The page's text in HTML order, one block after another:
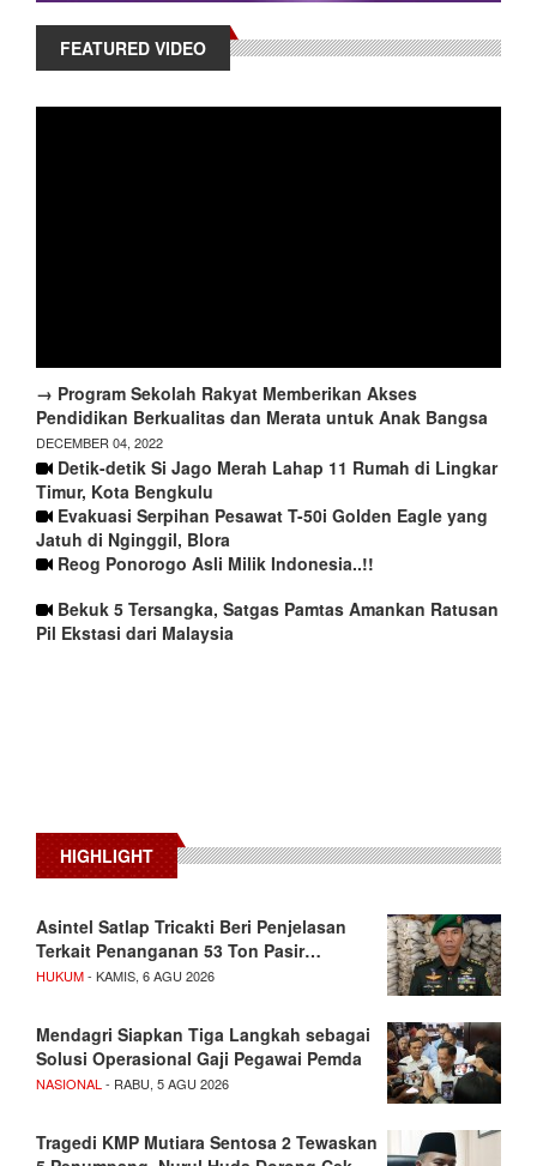
FEATURED VIDEO
→ Program Sekolah Rakyat Memberikan Akses
Pendidikan Berkualitas dan Merata untuk Anak Bangsa
DECEMBER 04, 2022
Detik-detik Si Jago Merah Lahap 11 Rumah di Lingkar
Timur, Kota Bengkulu
Evakuasi Serpihan Pesawat T-50i Golden Eagle yang
Jatuh di Nginggil, Blora
Reog Ponorogo Asli Milik Indonesia..!!
Bekuk 5 Tersangka, Satgas Pamtas Amankan Ratusan
Pil Ekstasi dari Malaysia
HIGHLIGHT
Asintel Satlap Tricakti Beri Penjelasan
Terkait Penanganan 53 Ton Pasir…
HUKUM- KAMIS, 6 AGU 2026
Mendagri Siapkan Tiga Langkah sebagai
Solusi Operasional Gaji Pegawai Pemda
NASIONAL - RABU, 5 AGU 2026
Tragedi KMP Mutiara Sentosa 2 Tewaskan